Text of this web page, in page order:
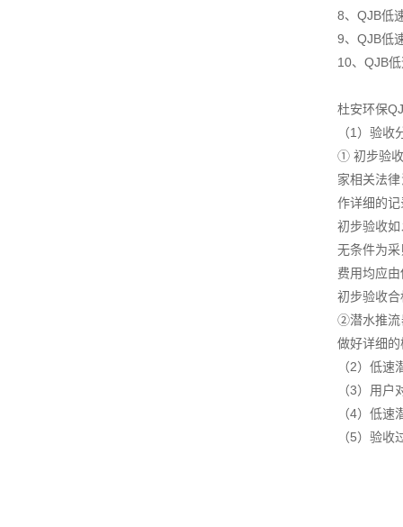
8、QJB低
9、QJB低
10、QJB
杜安环保
（1）验
① 初步验收
家相关法
作详细的记
初步验收
无条件为
费用均应
初步验收
②潜水推流
做好详细
（2）低
（3）用
（4）低
（5）验